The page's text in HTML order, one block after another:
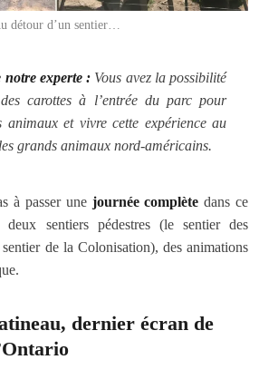
détour d’un sentier…
notre experte : Vous avez la possibilité
des carottes à l’entrée du parc pour
animaux et vivre cette expérience au
grands animaux nord-américains.
à passer une journée complète dans ce
sentiers pédestres (le sentier des
de la Colonisation), des animations
dernier écran de